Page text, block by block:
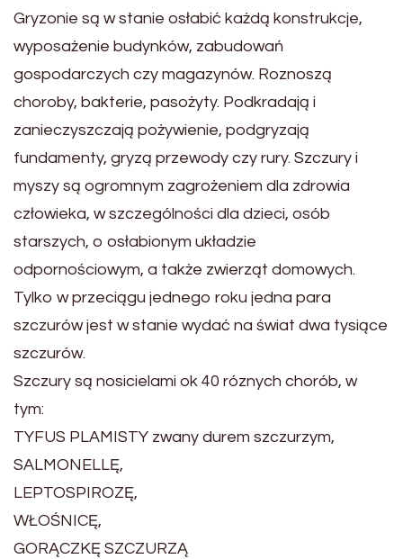
Gryzonie są w stanie osłabić każdą konstrukcje,
wyposażenie budynków, zabudowań
gospodarczych czy magazynów. Roznoszą
choroby, bakterie, pasożyty. Podkradają i
zanieczyszczają pożywienie, podgryzają
fundamenty, gryzą przewody czy rury. Szczury i
myszy są ogromnym zagrożeniem dla zdrowia
człowieka, w szczególności dla dzieci, osób
starszych, o osłabionym układzie
odpornościowym, a także zwierząt domowych.
Tylko w przeciągu jednego roku jedna para
szczurów jest w stanie wydać na świat dwa tysiące
szczurów.
Szczury są nosicielami ok 40 róznych chorób, w
tym:
TYFUS PLAMISTY zwany durem szczurzym,
SALMONELLĘ,
LEPTOSPIROZĘ,
WŁOŚNICĘ,
GORĄCZKĘ SZCZURZĄ